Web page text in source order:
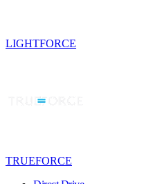
LIGHTFORCE
TRUEFORCE